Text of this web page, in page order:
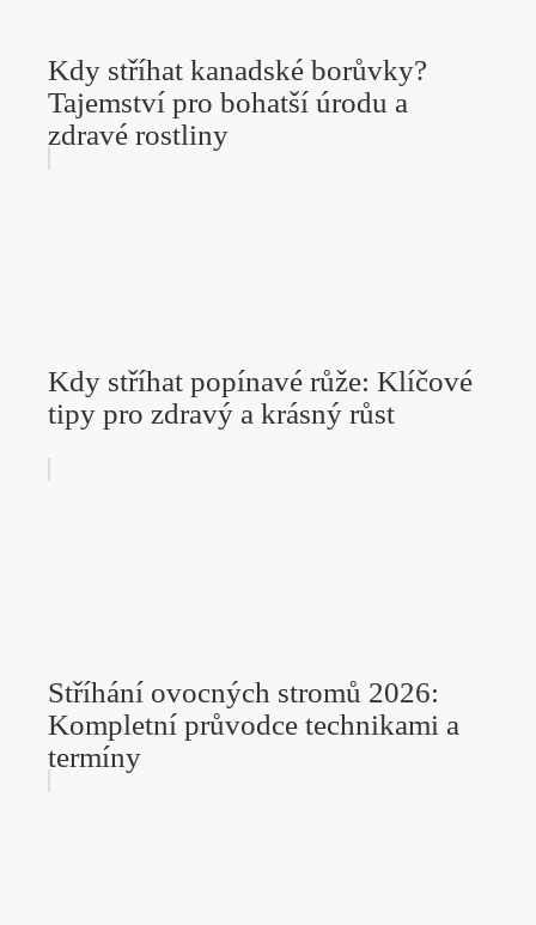
Kdy stříhat kanadské borůvky?
Tajemství pro bohatší úrodu a
zdravé rostliny
Kdy stříhat popínavé růže: Klíčové
tipy pro zdravý a krásný růst
Stříhání ovocných stromů 2026:
Kompletní průvodce technikami a
termíny